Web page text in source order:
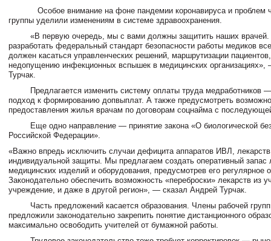
Особое внимание на фоне пандемии коронавируса и проблем
группы уделили изменениям в системе здравоохранения.
«В первую очередь, мы с вами должны защитить наших врачей.
разработать федеральный стандарт безопасности работы медиков
должен касаться управленческих решений, маршрутизации
недопущению инфекционных вспышек в медицинских организациях»,
Турчак.
Предлагается изменить систему оплаты труда медработников —
подход к формированию допвыплат. А также предусмотреть
предоставления жилья врачам по договорам соцнайма с
Еще одно направление — принятие закона «О биологической
Российской Федерации».
«Важно впредь исключить случаи дефицита аппаратов ИВЛ,
индивидуальной защиты. Мы предлагаем создать оперативный запас
медицинских изделий и оборудования, предусмотрев его регулярное
Законодательно обеспечить возможность «переброски» лекарств из
учреждение, и даже в другой регион», — сказал Андрей Турчак.
Часть предложений касается образования. Члены рабочей
предложили законодательно закрепить понятие дистанционного
максимально освободить учителей от бумажной работы.